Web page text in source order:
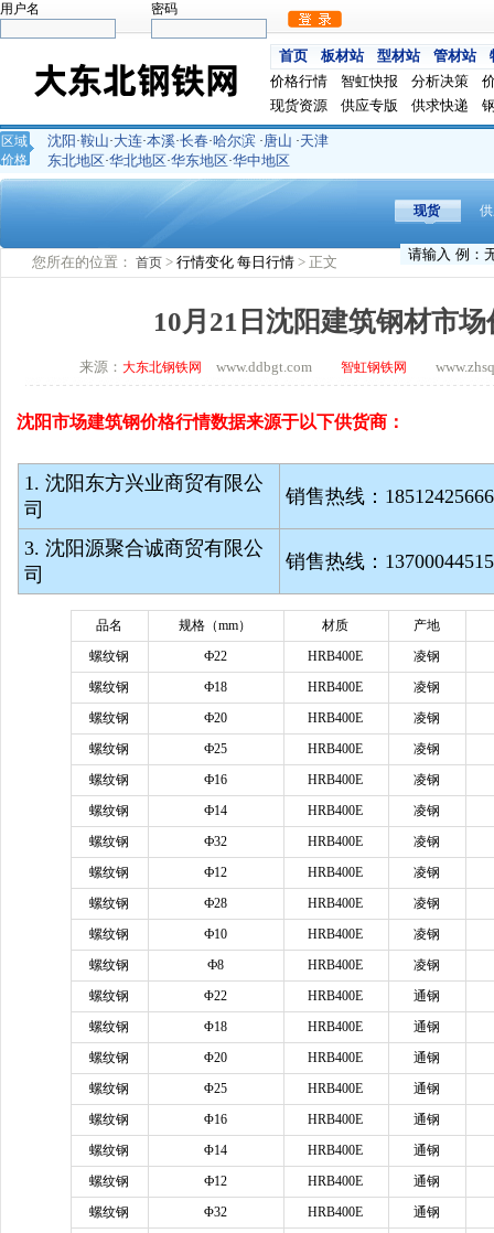
用户名 密码
首页 板材站 型材站 管材站
价格行情
智虹快报 分析决策
现货资源
供应专版 供求快递
区域
价格
沈阳 ·鞍山·大连·本溪·长春·哈尔滨 ·唐山 ·天津
东北地区·华北地区·华东地区·华中地区
现货
您所在的位置： 首页 > 行情变化 每日行情 > 正文
10月21日沈阳建筑钢材市
来源： 大东北钢铁网 www.ddbgt.com 智虹钢铁网
沈阳市场建筑钢价格行情数据来源于以下供货商：
1. 沈阳东方兴业商贸有限公
司
销售热线： 18512425666
3. 沈阳源聚合诚商贸有限公
司
销售热线： 13700044515
品名 规格（mm） 材质
产地
螺纹钢
Ф22 HRB400E
凌钢
螺纹钢
Ф18 HRB400E
凌钢
螺纹钢
Ф20 HRB400E
凌钢
螺纹钢
Ф25 HRB400E
凌钢
螺纹钢
Ф16 HRB400E
凌钢
螺纹钢
Ф14 HRB400E
凌钢
螺纹钢
Ф32 HRB400E
凌钢
螺纹钢
Ф12 HRB400E
凌钢
螺纹钢
Ф28 HRB400E
凌钢
螺纹钢
Ф10 HRB400E
凌钢
螺纹钢
Ф8 HRB400E
凌钢
螺纹钢
Φ22 HRB400E
通钢
螺纹钢
Φ18 HRB400E
通钢
螺纹钢
Φ20 HRB400E
通钢
螺纹钢
Φ25 HRB400E
通钢
螺纹钢
Φ16 HRB400E
通钢
螺纹钢
Φ14 HRB400E
通钢
螺纹钢
Ф12 HRB400E
通钢
螺纹钢
Φ32 HRB400E
通钢